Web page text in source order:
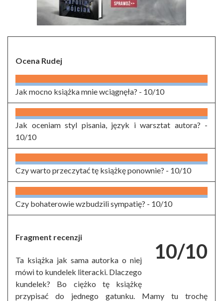
Ocena Rudej
Jak mocno książka mnie wciągnęła? - 10/10
Jak oceniam styl pisania, język i warsztat autora? -
10/10
Czy warto przeczytać tę książkę ponownie? - 10/10
Czy bohaterowie wzbudzili sympatię? - 10/10
10/10
Fragment recenzji
Ta książka jak sama autorka o niej
mówi to kundelek literacki. Dlaczego
kundelek? Bo ciężko tę książkę
przypisać do jednego gatunku. Mamy tu trochę